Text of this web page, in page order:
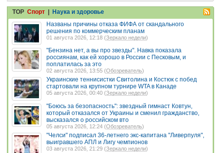
TOP Спорт | Наука и здоровье
Названы причины отказа ФИФА от скандального
решения по коммерческим планам
01 августа 2026, 12:18 (Зеркало недели)
"Бензина нет, а вы про звезды". Навка показала
россиянам, как ей хорошо в России с Песковым, и
поплатилась за это
02 августа 2026, 13:55 (Обозреватель)
Украинские теннисистки Свитолина и Костюк с побед
стартовали на крупном турнире WTA в Канаде
05 августа 2026, 00:40 (Зеркало недели)
"Боюсь за безопасность": звездный гимнаст Ковтун,
который отказался от Украины и сменил гражданство,
высказался о российском вто
05 августа 2026, 12:24 (Обозреватель)
"Челси" подписал 36-летнего экс-капитана "Ливерпуля",
выигравшего АПЛ и Лигу чемпионов
03 августа 2026, 21:29 (Зеркало недели)